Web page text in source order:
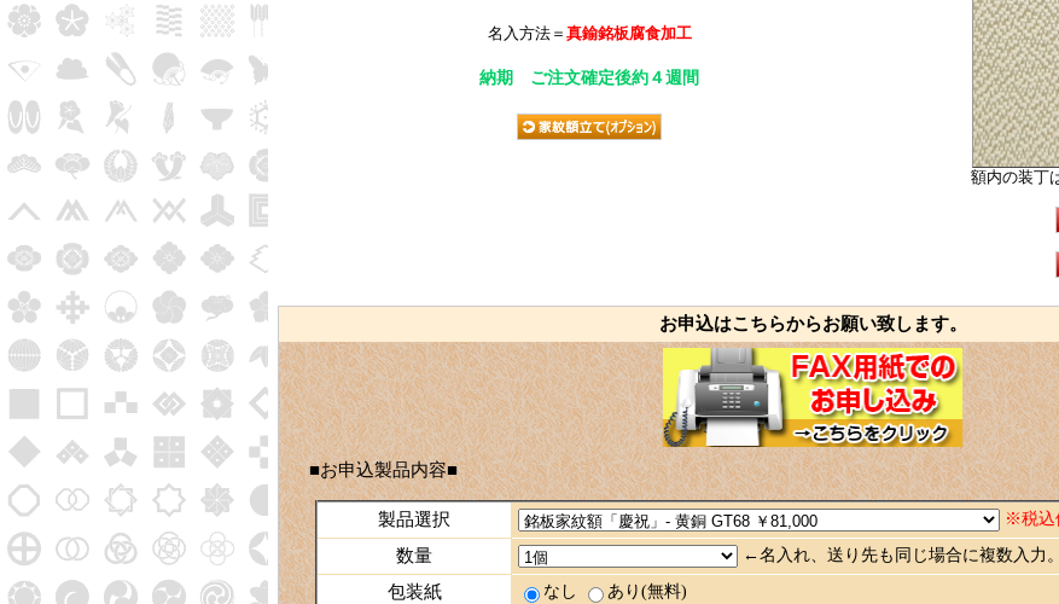
名入方法＝ 真鍮銘板腐食加工
納期 ご注文確定後約４週間
額内の装丁
お申込はこちらからお願い致します。
■お申込製品内容■
製品選択 ※税込
数量 ←名入れ、送り先も同じ場合に複数入力。
包装紙 なし あり(無料)